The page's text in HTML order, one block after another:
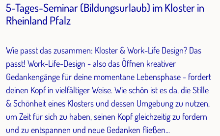
5-Tages-Seminar (Bildungsurlaub) im Kloster in
Rheinland Pfalz
Wie passt das zusammen: Kloster & Work-Life Design? Das
passt! Work-Life-Design - also das Öffnen kreativer
Gedankengänge für deine momentane Lebensphase - fordert
deinen Kopf in vielfältiger Weise. Wie schön ist es da, die Stille
& Schönheit eines Klosters und dessen Umgebung zu nutzen,
um Zeit für sich zu haben, seinen Kopf gleichzeitig zu fordern
und zu entspannen und neue Gedanken fließen...